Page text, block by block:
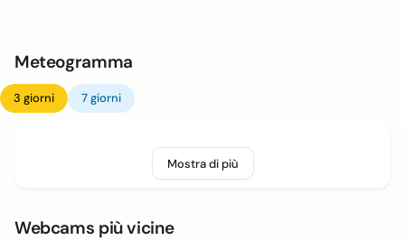
Meteogramma
3 giorni 7 giorni
Mostra di più
Webcams più vicine